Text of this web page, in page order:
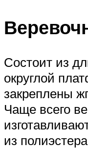
Состоит из
округлой
закреплены
Чаще всего
из